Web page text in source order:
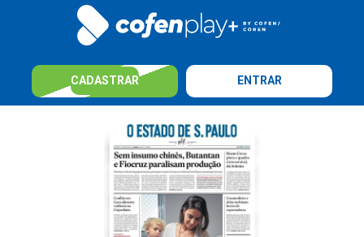
CADASTRAR ENTRAR